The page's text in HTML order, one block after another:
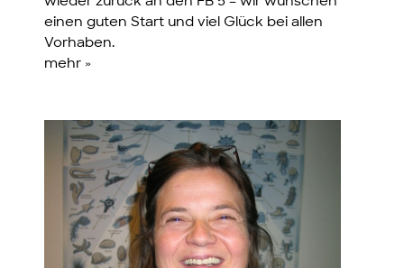
einen guten Start und viel Glück bei allen
Vorhaben.
mehr »